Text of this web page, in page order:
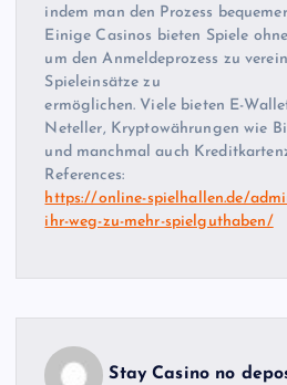
indem man den Prozess
Einige Casinos bieten Spiele
um den Anmeldeprozess zu
Spieleinsätze zu
ermöglichen. Viele bieten E-
Neteller, Kryptowährungen wie
und manchmal auch
References:
https://online-spielhallen.de/
ihr-weg-zu-mehr-spielguthaben/
Stay Casino no